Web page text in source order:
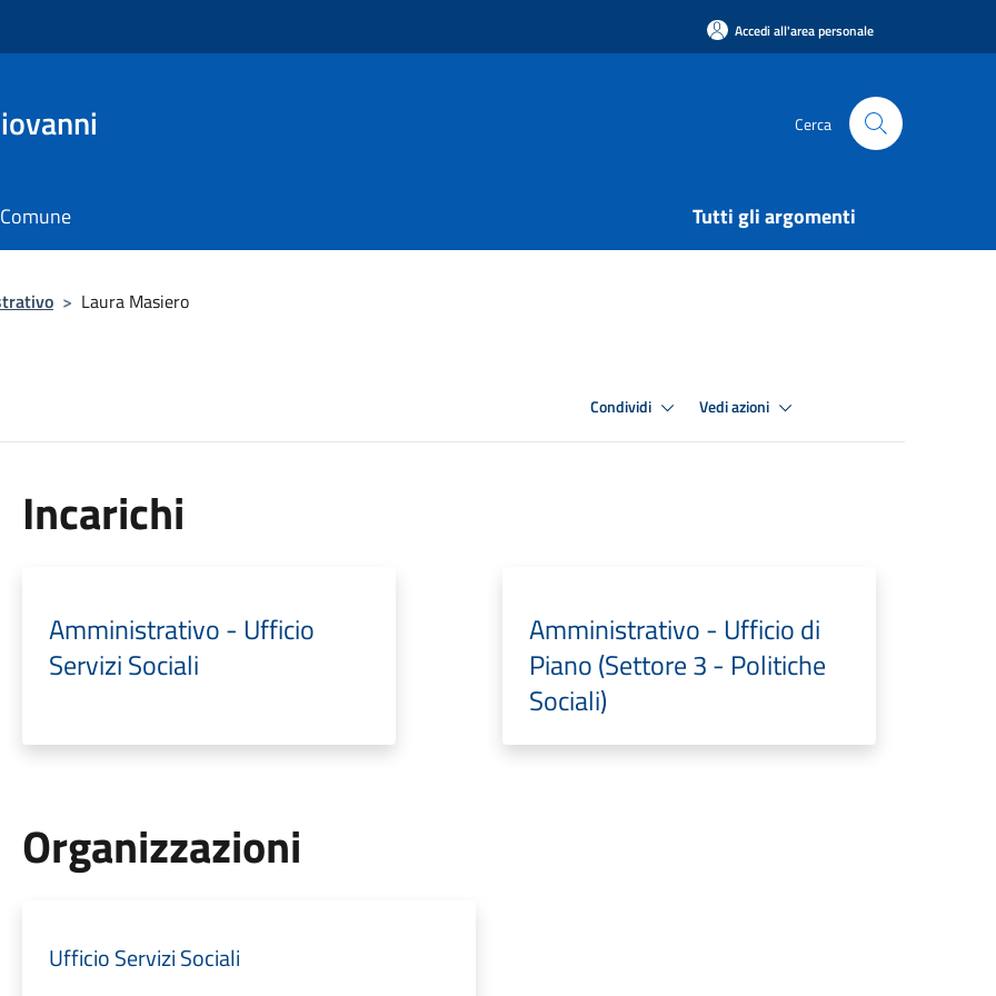
Accedi all'area personale
Cerca
Tutti gli argomenti
> Laura Masiero
Condividi Vedi azioni
Incarichi
Amministrativo - Ufficio
Servizi Sociali
Amministrativo - Ufficio di
Piano (Settore 3 - Politiche
Sociali)
Organizzazioni
Ufficio Servizi Sociali